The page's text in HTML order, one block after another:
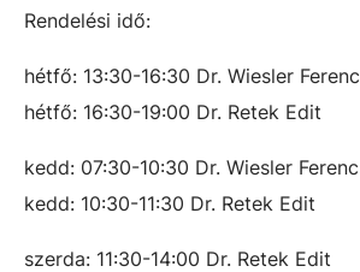
Rendelési idő:
hétfő: 13:30-16:30 Dr. Wiesler Ferenc
hétfő: 16:30-19:00 Dr. Retek Edit
kedd: 07:30-10:30 Dr. Wiesler Ferenc
kedd: 10:30-11:30 Dr. Retek Edit
szerda: 11:30-14:00 Dr. Retek Edit